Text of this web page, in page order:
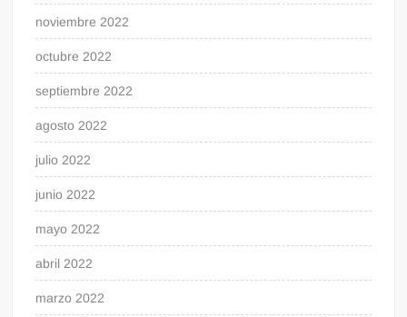
noviembre 2022
octubre 2022
septiembre 2022
agosto 2022
julio 2022
junio 2022
mayo 2022
abril 2022
marzo 2022